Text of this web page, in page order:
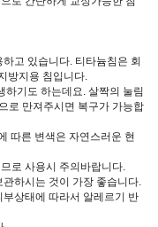
고 있습니다. 티타늄침은 회
방지용 침입니다.
하기도 하는데요. 살짝의 눌림
로 만져주시면 복구가 가능합
따른 변색은 자연스러운 현
로 사용시 주의바랍니다.
하시는 것이 가장 좋습니다.
상태에 따라서 알레르기 반